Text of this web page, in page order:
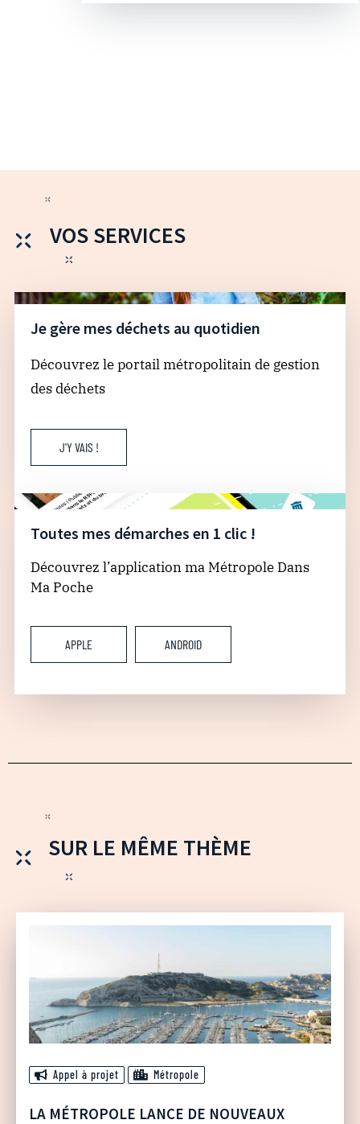
VOS SERVICES
Je gère mes déchets au quotidien
Découvrez le portail métropolitain de gestion
des déchets
J'Y VAIS !
Toutes mes démarches en 1 clic !
Découvrez l’application ma Métropole Dans
Ma Poche
APPLE ANDROID
SUR LE MÊME THÈME
Appel à projet Métropole
LA MÉTROPOLE LANCE DE NOUVEAUX